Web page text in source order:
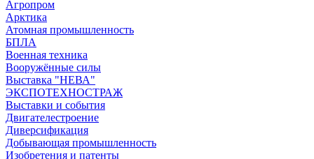
Агропром
Арктика
Атомная промышленность
БПЛА
Военная техника
Вооружённые силы
Выставка "НЕВА"
ЭКСПОТЕХНОСТРАЖ
Выставки и события
Двигателестроение
Диверсификация
Добывающая промышленность
Изобретения и патенты